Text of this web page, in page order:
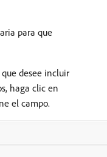
para que
desee incluir
haga clic en
el campo.